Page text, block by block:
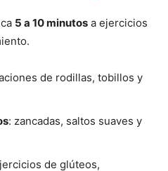
5 a 10 minutos a ejercicios
de rodillas, tobillos y
: zancadas, saltos suaves y
de glúteos,